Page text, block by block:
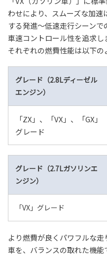
わせにより、スムーズな加
する発進〜低速走行シーン
車速コントロール性を追求し
それぞれの燃費性能は以下の
グレード（2.8Lディーゼル
エンジン）
「ZX」、「VX」、「GX」
グレード
グレード（2.7Lガソリンエ
ンジン）
「VX」グレード
より燃費が良くパワフルな
車を、バランスの取れた機